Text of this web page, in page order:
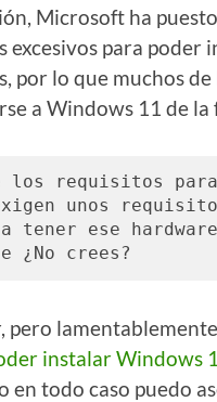
Microsoft ha
para poder
por lo que muchos
a Windows 11 de
los requisitos
unos
tener ese
¿No crees?
pero
instalar Windows
en todo caso puedo